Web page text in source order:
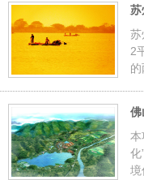
苏
苏
2
的
佛
本
化
境